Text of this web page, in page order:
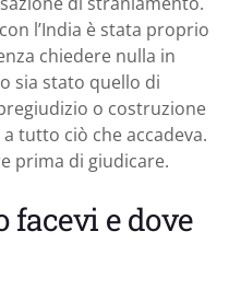
l’India è stata proprio
chiedere nulla in
sia stato quello di
o costruzione
tutto ciò che accadeva.
prima di giudicare.
facevi e dove